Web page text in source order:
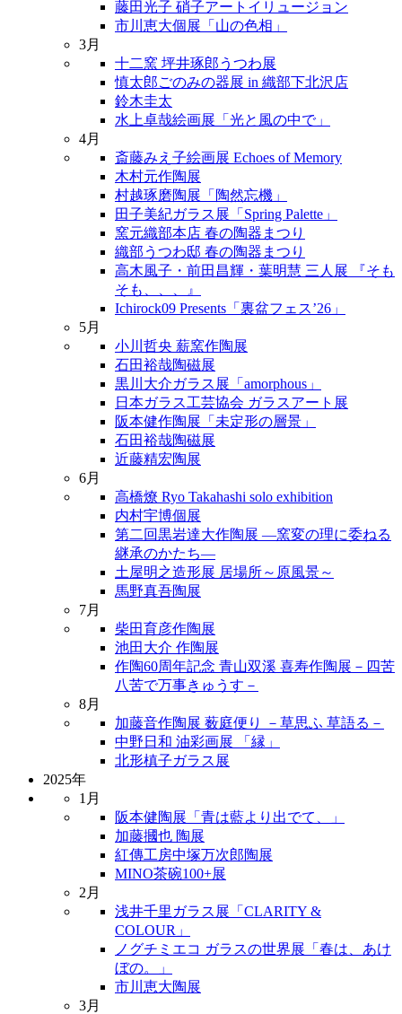
藤田光子 硝子アートイリュージョン
市川恵大個展「山の色相」
3月
十二窯 坪井琢郎うつわ展
慎太郎ごのみの器展 in 織部下北沢店
鈴木圭太
水上卓哉絵画展「光と風の中で」
4月
斎藤みえ子絵画展 Echoes of Memory
木村元作陶展
村越琢磨陶展「陶然忘機」
田子美紀ガラス展「Spring Palette」
窯元織部本店 春の陶器まつり
織部うつわ邸 春の陶器まつり
高木風子・前田昌輝・葉明慧 三人展 『そも
そも、、、』
Ichirock09 Presents「裏盆フェス’26」
5月
小川哲央 薪窯作陶展
石田裕哉陶磁展
黒川大介ガラス展「amorphous」
日本ガラス工芸協会 ガラスアート展
阪本健作陶展「未定形の層景」
石田裕哉陶磁展
近藤精宏陶展
6月
高橋燎 Ryo Takahashi solo exhibition
内村宇博個展
第二回黒岩達大作陶展 ―窯変の理に委ねる
継承のかたち―
土屋明之造形展 居場所～原風景～
馬野真吾陶展
7月
柴田育彦作陶展
池田大介 作陶展
作陶60周年記念 青山双溪 喜寿作陶展－四苦
八苦で万事きゅうす－
8月
加藤音作陶展 薮庭便り －草思ふ 草語る－
中野日和 油彩画展 「縁」
北形槙子ガラス展
2025年
1月
阪本健陶展「青は藍より出でて、」
加藤摑也 陶展
紅傳工房中塚万次郎陶展
MINO茶碗100+展
2月
浅井千里ガラス展「CLARITY &
COLOUR」
ノグチミエコ ガラスの世界展「春は、あけ
ぼの。」
市川恵大陶展
3月